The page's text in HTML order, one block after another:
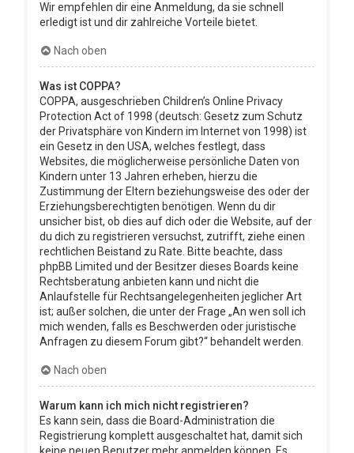
Wir empfehlen dir eine Anmeldung, da sie schnell
erledigt ist und dir zahlreiche Vorteile bietet.
Nach oben
Was ist COPPA?
COPPA, ausgeschrieben Children’s Online Privacy
Protection Act of 1998 (deutsch: Gesetz zum Schutz
der Privatsphäre von Kindern im Internet von 1998) ist
ein Gesetz in den USA, welches festlegt, dass
Websites, die möglicherweise persönliche Daten von
Kindern unter 13 Jahren erheben, hierzu die
Zustimmung der Eltern beziehungsweise des oder der
Erziehungsberechtigten benötigen. Wenn du dir
unsicher bist, ob dies auf dich oder die Website, auf der
du dich zu registrieren versuchst, zutrifft, ziehe einen
rechtlichen Beistand zu Rate. Bitte beachte, dass
phpBB Limited und der Besitzer dieses Boards keine
Rechtsberatung anbieten kann und nicht die
Anlaufstelle für Rechtsangelegenheiten jeglicher Art
ist; außer solchen, die unter der Frage „An wen soll ich
mich wenden, falls es Beschwerden oder juristische
Anfragen zu diesem Forum gibt?“ behandelt werden.
Nach oben
Warum kann ich mich nicht registrieren?
Es kann sein, dass die Board-Administration die
Registrierung komplett ausgeschaltet hat, damit sich